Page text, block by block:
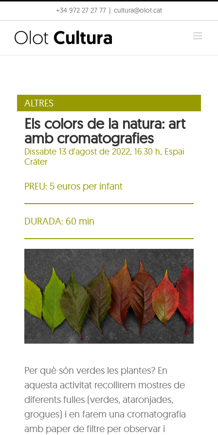
to
content
+34 972 27 27 77 cultura@olot.cat
ALTRES
Els colors de la natura: art
amb cromatografies
Dissabte 13 d'agost de 2022, 16.30 h, Espai
Cràter
PREU: 5 euros per infant
DURADA: 60 min
Per què són verdes les plantes? En
aquesta activitat recollirem mostres de
diferents fulles (verdes, ataronjades,
grogues) i en farem una cromatografia
amb paper de filtre per observar i